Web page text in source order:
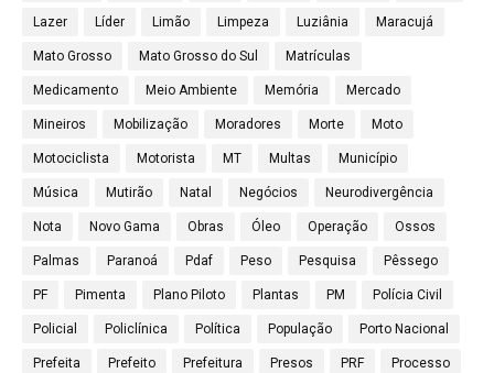
Lazer Líder Limão Limpeza Luziânia Maracujá
Mato Grosso Mato Grosso do Sul Matrículas
Medicamento Meio Ambiente Memória Mercado
Mineiros Mobilização Moradores Morte Moto
Motociclista Motorista MT Multas Município
Música Mutirão Natal Negócios Neurodivergência
Nota Novo Gama Obras Óleo Operação Ossos
Palmas Paranoá Pdaf Peso Pesquisa Pêssego
PF Pimenta Plano Piloto Plantas PM Polícia Civil
Policial Policlínica Política População Porto Nacional
Prefeita Prefeito Prefeitura Presos PRF Processo